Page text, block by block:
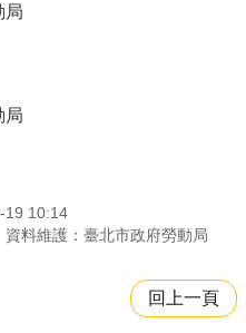
局
局
19 10:14
資料維護：臺北市政府勞動局
回上一頁